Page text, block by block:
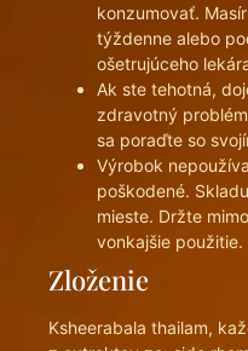
konzumovať.
týždenne alebo
ošetrujúceho
Ak ste tehotná,
zdravotný
sa poraďte so
Výrobok
poškodené.
mieste. Držte
vonkajšie použitie.
Zloženie
Ksheerabala thailam,